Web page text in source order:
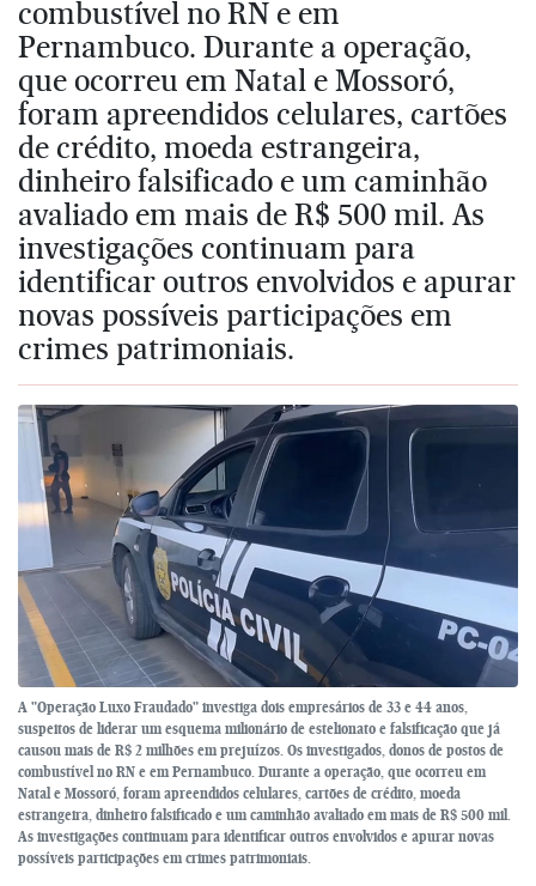
combustível no RN e em
Pernambuco. Durante a operação,
que ocorreu em Natal e Mossoró,
foram apreendidos celulares, cartões
de crédito, moeda estrangeira,
dinheiro falsificado e um caminhão
avaliado em mais de R$ 500 mil. As
investigações continuam para
identificar outros envolvidos e apurar
novas possíveis participações em
crimes patrimoniais.
A "Operação Luxo Fraudado" investiga dois empresários de 33 e 44 anos,
suspeitos de liderar um esquema milionário de estelionato e falsificação que já
causou mais de R$ 2 milhões em prejuízos. Os investigados, donos de postos de
combustível no RN e em Pernambuco. Durante a operação, que ocorreu em
Natal e Mossoró, foram apreendidos celulares, cartões de crédito, moeda
estrangeira, dinheiro falsificado e um caminhão avaliado em mais de R$ 500 mil.
As investigações continuam para identificar outros envolvidos e apurar novas
possíveis participações em crimes patrimoniais.